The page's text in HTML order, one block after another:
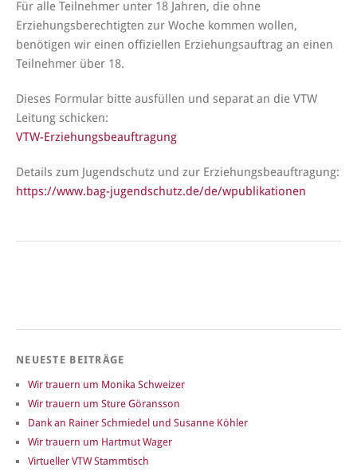
Für alle Teilnehmer unter 18 Jahren, die ohne
Erziehungsberechtigten zur Woche kommen wollen,
benötigen wir einen offiziellen Erziehungsauftrag an einen
Teilnehmer über 18.
Dieses Formular bitte ausfüllen und separat an die VTW
Leitung schicken:
VTW-Erziehungsbeauftragung
Details zum Jugendschutz und zur Erziehungsbeauftragung:
https://www.bag-jugendschutz.de/de/wpublikationen
NEUESTE BEITRÄGE
Wir trauern um Monika Schweizer
Wir trauern um Sture Göransson
Dank an Rainer Schmiedel und Susanne Köhler
Wir trauern um Hartmut Wager
Virtueller VTW Stammtisch